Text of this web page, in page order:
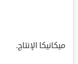
ميكانيكا الإنتاج.